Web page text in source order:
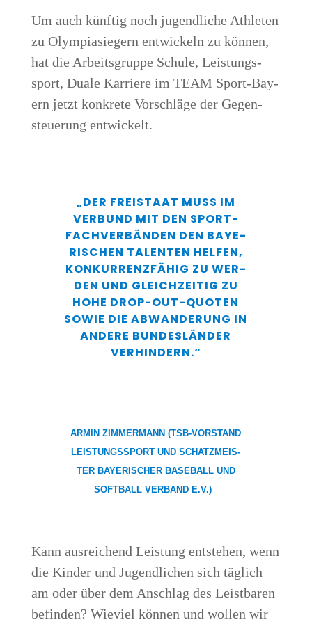
Um auch künf­tig noch jugend­li­che Ath­le­ten
zu Olym­pia­sie­gern ent­wi­ckeln zu kön­nen,
hat die Arbeits­grup­pe Schu­le, Leis­tungs­
sport, Dua­le Kar­rie­re im TEAM Sport-Bay­
ern jetzt kon­kre­te Vor­schlä­ge der Gegen­
steue­rung entwickelt.
„DER FREI­STAAT MUSS IM
VER­BUND MIT DEN SPORT­
FACH­VER­BÄN­DEN DEN BAYE­
RI­SCHEN TALEN­TEN HEL­FEN,
KON­KUR­RENZ­FÄ­HIG ZU WER­
DEN UND GLEICH­ZEI­TIG ZU
HOHE DROP-OUT-QUO­TEN
SOWIE DIE ABWAN­DE­RUNG IN
ANDE­RE BUN­DES­LÄN­DER
VERHINDERN.“
ARMIN ZIM­MER­MANN (TSB-VOR­STAND
LEIS­TUNGS­SPORT UND SCHATZ­MEIS­
TER BAYE­RI­SCHER BASE­BALL UND
SOFT­BALL VER­BAND E.V.)
Kann aus­rei­chend Leis­tung ent­ste­hen, wenn
die Kin­der und Jugend­li­chen sich täg­lich
am oder über dem Anschlag des Leist­ba­ren
befin­den? Wie­viel kön­nen und wol­len wir